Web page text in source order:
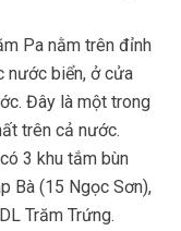
Pa nằm trên đỉnh
nước biển, ở cửa
Đây là một trong
trên cả nước.
3 khu tắm bùn
Bà (15 Ngọc Sơn),
Trăm Trứng.